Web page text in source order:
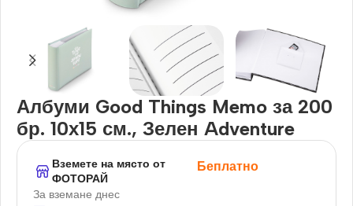
Албуми Good Things Memo за 200
бр. 10х15 см., Зелен Adventure
Вземете на място от
ФОТОРАЙ
За вземане днес
Беплатно